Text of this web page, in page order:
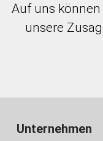
Auf uns können
unsere
Unternehmen